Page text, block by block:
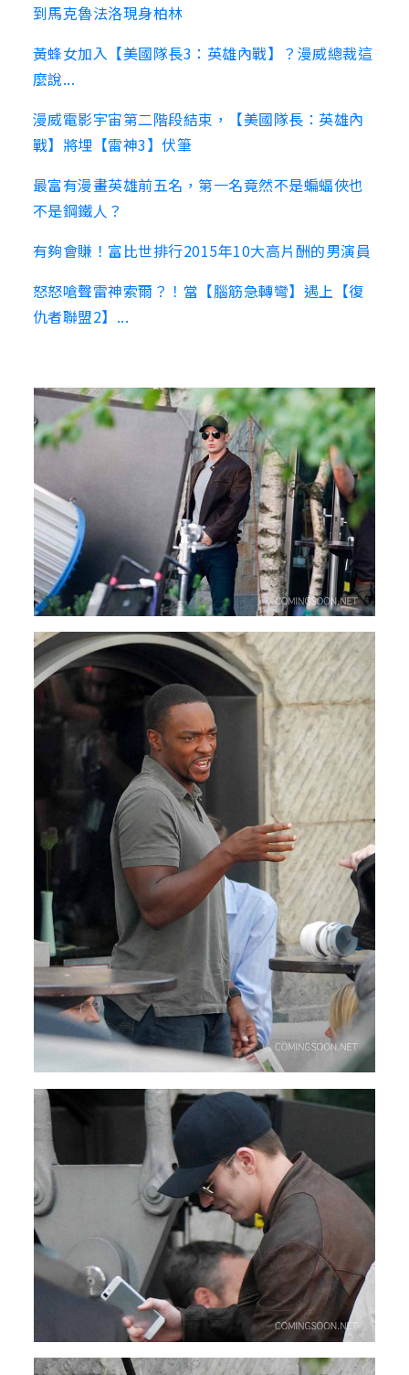
到馬克魯法洛現身柏林
黃蜂女加入【美國隊長3：英雄內戰】？漫威總裁這
麼說...
漫威電影宇宙第二階段結束，【美國隊長：英雄內
戰】將埋【雷神3】伏筆
最富有漫畫英雄前五名，第一名竟然不是蝙蝠俠也
不是鋼鐵人？
有夠會賺！富比世排行2015年10大高片酬的男演員
怒怒嗆聲雷神索爾？！當【腦筋急轉彎】遇上【復
仇者聯盟2】...